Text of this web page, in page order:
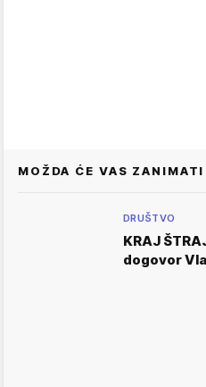
MOŽDA ĆE VAS ZANIMATI
DRUŠTVO
KRAJ
dogovor